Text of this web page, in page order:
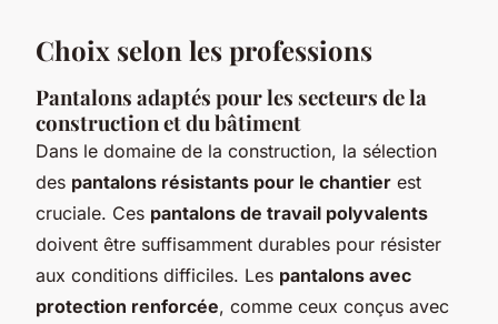
Choix selon les professions
Pantalons adaptés pour les secteurs de la
construction et du bâtiment
Dans le domaine de la construction, la sélection
des pantalons résistants pour le chantier est
cruciale. Ces pantalons de travail polyvalents
doivent être suffisamment durables pour résister
aux conditions difficiles. Les pantalons avec
protection renforcée, comme ceux conçus avec